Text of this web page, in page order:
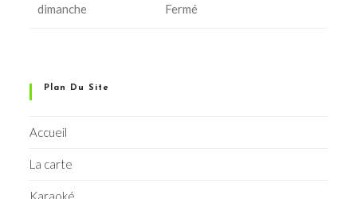
dimanche Fermé
Plan Du Site
Accueil
La carte
Karaoké